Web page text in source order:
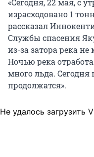
«Сегодня, 22 мая, с
израсходовано 1
рассказал
Службы спасения
из-за затора река
Ночью река
много льда.
продолжатся».
Не удалось загрузить